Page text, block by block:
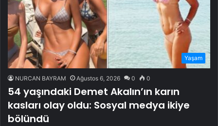
Yaşam
NURCAN BAYRAM Ağustos 6, 2026 0 0
54 yaşındaki Demet Akalın’ın karın
kasları olay oldu: Sosyal medya ikiye
bölündü